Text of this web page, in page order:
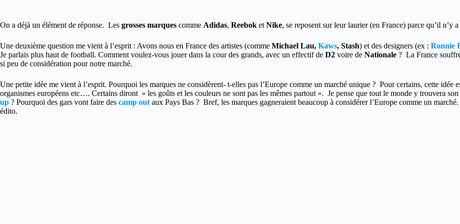
On a déjà un élément de réponse. Les grosses marques comme Adidas, Reebok et Nike, se reposent sur leur laurier (en France) parce qu’il n’y
Une deuxième question me vient à l’esprit : Avons nous en France des artistes (comme Michael Lau, Kaws, Stash) et des designers (ex : Ronnie
Je parlais plus haut de football. Comment voulez-vous jouer dans la cour des grands, avec un effectif de D2 voire de Nationale ? La France
si peu de considération pour notre marché.
Une petite idée me vient à l’esprit. Pourquoi les marques ne considèrent- t-elles pas l’Europe comme un marché unique ? Pour certains, cette idée
organismes européens etc…. Certains diront « les goûts et les couleurs ne sont pas les mêmes partout ». Je pense que tout le monde y trouvera
up ? Pourquoi des gars vont faire des camp out aux Pays Bas ? Bref, les marques gagneraient beaucoup à considérer l’Europe comme un
édito.